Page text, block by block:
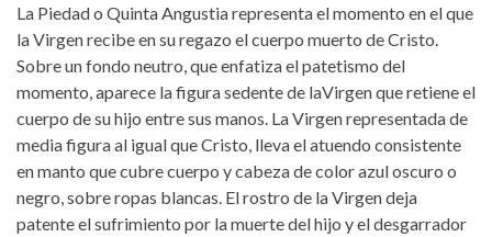
La Piedad o Quinta Angustia representa el momento en el que
la Virgen recibe en su regazo el cuerpo muerto de Cristo.
Sobre un fondo neutro, que enfatiza el patetismo del
momento, aparece la figura sedente de laVirgen que retiene el
cuerpo de su hijo entre sus manos. La Virgen representada de
media figura al igual que Cristo, lleva el atuendo consistente
en manto que cubre cuerpo y cabeza de color azul oscuro o
negro, sobre ropas blancas. El rostro de la Virgen deja
patente el sufrimiento por la muerte del hijo y el desgarrador